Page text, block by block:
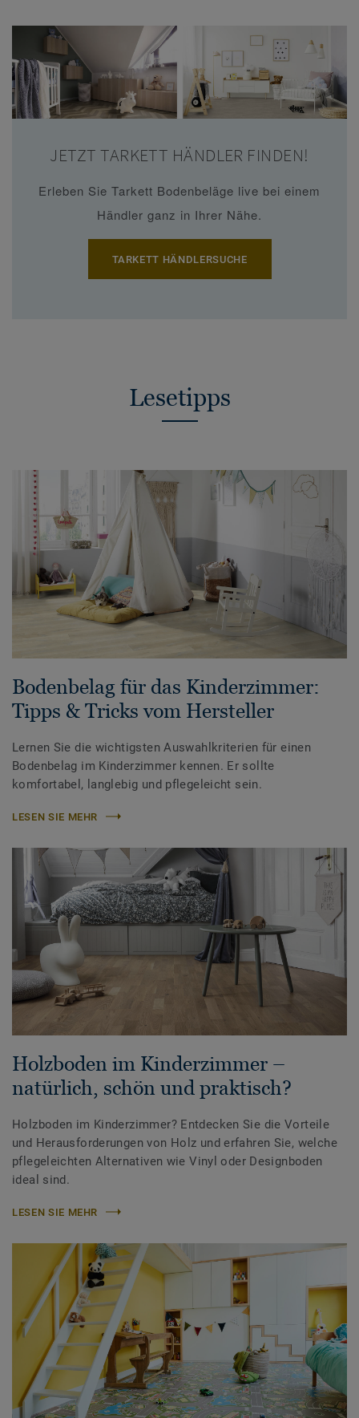
JETZT TARKETT HÄNDLER FINDEN!
Erleben Sie Tarkett Bodenbeläge live bei einem
Händler ganz in Ihrer Nähe.
TARKETT HÄNDLERSUCHE
Lesetipps
Bodenbelag für das Kinderzimmer:
Tipps & Tricks vom Hersteller
Lernen Sie die wichtigsten Auswahlkriterien für einen
Bodenbelag im Kinderzimmer kennen. Er sollte
komfortabel, langlebig und pflegeleicht sein.
LESEN SIE MEHR
Holzboden im Kinderzimmer –
natürlich, schön und praktisch?
Holzboden im Kinderzimmer? Entdecken Sie die Vorteile
und Herausforderungen von Holz und erfahren Sie, welche
pflegeleichten Alternativen wie Vinyl oder Designboden
ideal sind.
LESEN SIE MEHR